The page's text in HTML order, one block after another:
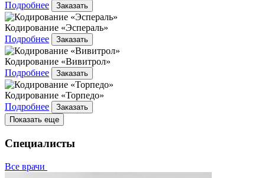
Подробнее
Заказать
Кодирование «Эспераль»
Подробнее
Заказать
Кодирование «Вивитрол»
Подробнее
Заказать
Кодирование «Торпедо»
Подробнее
Заказать
Показать еще
Специалисты
Все врачи